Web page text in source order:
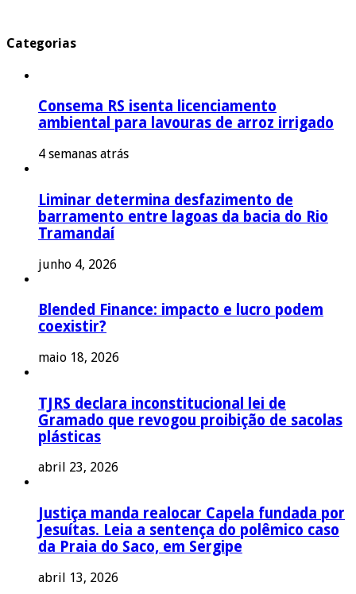
Categorias
Consema RS isenta licenciamento
ambiental para lavouras de arroz irrigado
4 semanas atrás
Liminar determina desfazimento de
barramento entre lagoas da bacia do Rio
Tramandaí
junho 4, 2026
Blended Finance: impacto e lucro podem
coexistir?
maio 18, 2026
TJRS declara inconstitucional lei de
Gramado que revogou proibição de sacolas
plásticas
abril 23, 2026
Justiça manda realocar Capela fundada por
Jesuítas. Leia a sentença do polêmico caso
da Praia do Saco, em Sergipe
abril 13, 2026